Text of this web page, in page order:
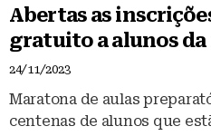
Abertas as
gratuito a alunos
24/11/2023
Maratona de aulas
centenas de alunos que